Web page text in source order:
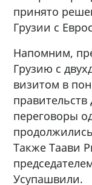
принято
Грузии с
Напомним,
Грузию с
визитом в
правительств
переговоры
Также Таави
Усупашвили.